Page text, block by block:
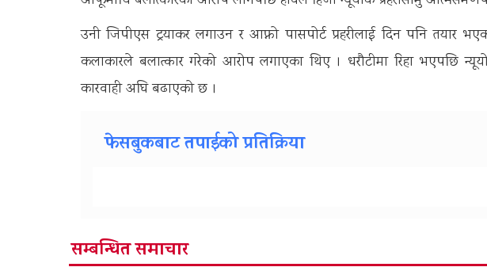
उनी जिपीएस ट्रयाकर लगाउन र आफ्नो पासपोर्ट प्रहरीलाई दिन पनि तयार
कलाकारले बलात्कार गरेको आरोप लगाएका थिए । धरौटीमा रिहा भएपछि
कारवाही अघि बढाएको छ ।
फेसबुकबाट तपाईको प्रतिक्रिया
सम्बन्धित समाचार